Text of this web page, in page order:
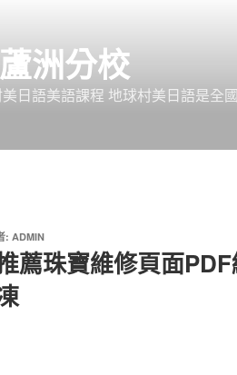
洲分校
日語美語課程 地球村美日語是全
: ADMIN
薦珠寶維修頁面